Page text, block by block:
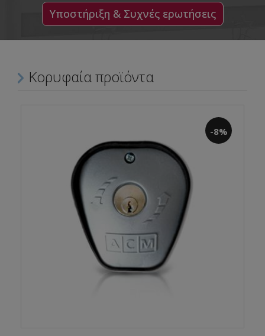
Υποστήριξη & Συχνές ερωτήσεις
Κορυφαία προϊόντα
-8%